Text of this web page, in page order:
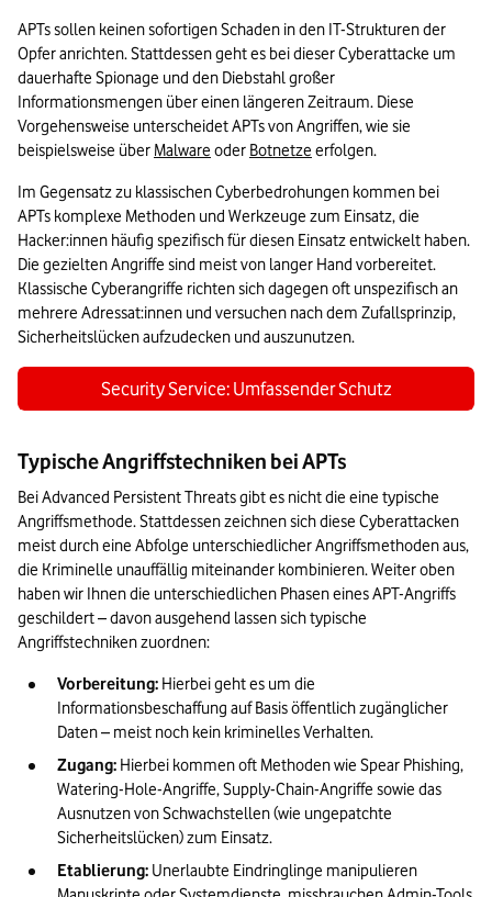
APTs sollen keinen sofortigen Schaden in den IT-Strukturen der
Opfer anrichten. Stattdessen geht es bei dieser Cyberattacke um
dauerhafte Spionage und den Diebstahl großer
Informationsmengen über einen längeren Zeitraum. Diese
Vorgehensweise unterscheidet APTs von Angriffen, wie sie
beispielsweise über Malware oder Botnetze erfolgen.
Im Gegensatz zu klassischen Cyberbedrohungen kommen bei
APTs komplexe Methoden und Werkzeuge zum Einsatz, die
Hacker:innen häufig spezifisch für diesen Einsatz entwickelt haben.
Die gezielten Angriffe sind meist von langer Hand vorbereitet.
Klassische Cyberangriffe richten sich dagegen oft unspezifisch an
mehrere Adressat:innen und versuchen nach dem Zufallsprinzip,
Sicherheitslücken aufzudecken und auszunutzen.
Security Service: Umfassender Schutz
Typische Angriffstechniken bei APTs
Bei Advanced Persistent Threats gibt es nicht die eine typische
Angriffsmethode. Stattdessen zeichnen sich diese Cyberattacken
meist durch eine Abfolge unterschiedlicher Angriffsmethoden aus,
die Kriminelle unauffällig miteinander kombinieren. Weiter oben
haben wir Ihnen die unterschiedlichen Phasen eines APT-Angriffs
geschildert – davon ausgehend lassen sich typische
Angriffstechniken zuordnen:
Vorbereitung: Hierbei geht es um die
Informationsbeschaffung auf Basis öffentlich zugänglicher
Daten – meist noch kein kriminelles Verhalten.
Zugang: Hierbei kommen oft Methoden wie Spear Phishing,
Watering-Hole-Angriffe, Supply-Chain-Angriffe sowie das
Ausnutzen von Schwachstellen (wie ungepatchte
Sicherheitslücken) zum Einsatz.
Etablierung: Unerlaubte Eindringlinge manipulieren